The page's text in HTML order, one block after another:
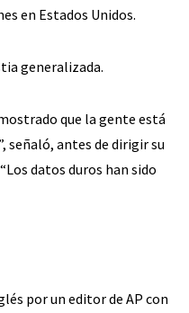
en Estados Unidos.
generalizada.
que la gente está
señaló, antes de dirigir su
datos duros han sido
por un editor de AP con